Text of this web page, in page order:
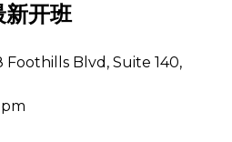
新开班
Foothills Blvd, Suite 140,